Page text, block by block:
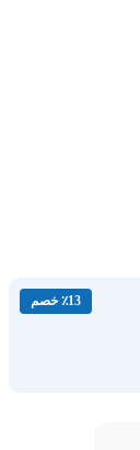
٪13 خصم